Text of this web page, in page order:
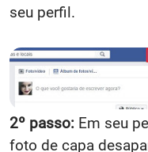
seu perfil.
2º passo: Em seu
foto de capa